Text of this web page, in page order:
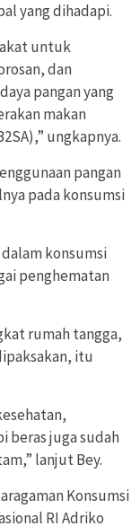
yang dihadapi.
untuk
dan
pangan yang
makan
ungkapnya.
pangan
pada konsumsi
konsumsi
penghematan
rumah tangga,
itu
beras juga sudah
lanjut Bey.
Konsumsi
RI Adriko